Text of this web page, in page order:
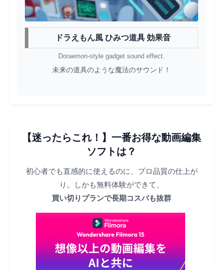
ドラえもん風 ひみつ道具 効果音
Doraemon-style gadget sound effect.
未来の道具のような魔法のサウンド！
【迷ったらこれ！】一番お得な動画編集
ソフトは？
初心者でも直感的に使えるのに、プロ品質の仕上が
り。しかも無料体験ができて、
買い切りプランで長期コスパも抜群